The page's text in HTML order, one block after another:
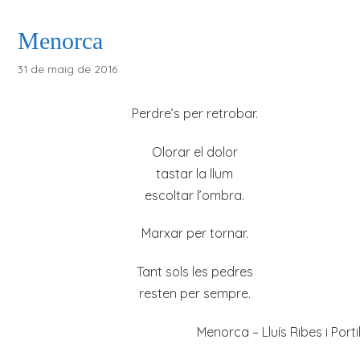
Menorca
31 de maig de 2016
Perdre’s per retrobar.
Olorar el dolor
tastar la llum
escoltar l’ombra.
Marxar per tornar.
Tant sols les pedres
resten per sempre.
Menorca – Lluís Ribes i